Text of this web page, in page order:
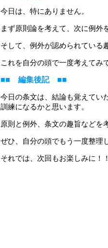
今日は、特にありません。
まず原則論を考えて、次に例外
そして、例外が認められている
これを自分の頭で一度考えてみ
■■ 編集後記 ■■
今日の条文は、結論も覚えてい
訓練になるかと思います。
原則と例外、条文の趣旨などを
ぜひ、自分の頭でもう一度整理
それでは、次回もお楽しみに！！